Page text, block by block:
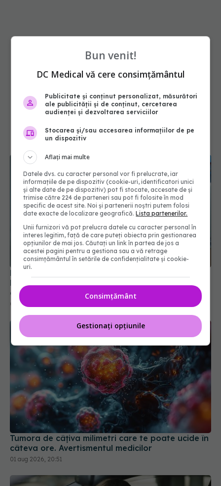
Epilepsia ar putea fi depistată înainte de criză.
Descoperirea făcută cu ajutorul inteligenței
artificiale
05 iun 2026, 09:32
Tumora de câțiva milimetri care te poate ucide în
câteva ore. Avertismentul medicilor
01 aug 2026, 20:51
Bun venit!
DC Medical vă cere consimțământul
Publicitate și conținut personalizat, măsurători
ale publicității și de conținut, cercetarea
audienței și dezvoltarea serviciilor
Stocarea și/sau accesarea informațiilor de pe
un dispozitiv
Aflați mai multe
Datele dvs. cu caracter personal vor fi prelucrate, iar
informațiile de pe dispozitiv (cookie-uri, identificatori unici
și alte date de pe dispozitiv) pot fi stocate, accesate de și
trimise către 224 de parteneri sau pot fi folosite în mod
specific de acest site. Noi și partenerii noștri putem folosi
date exacte de localizare geografică.Lista partenerilor.
Unii furnizori vă pot prelucra datele cu caracter personal în
interes legitim, față de care puteți obiecta prin gestionarea
opțiunilor de mai jos. Căutați un link în partea de jos a
acestei pagini pentru a gestiona sau a vă retrage
consimțământul în setările de confidențialitate și cookie-
uri.
Consimțământ
Gestionați opțiunile